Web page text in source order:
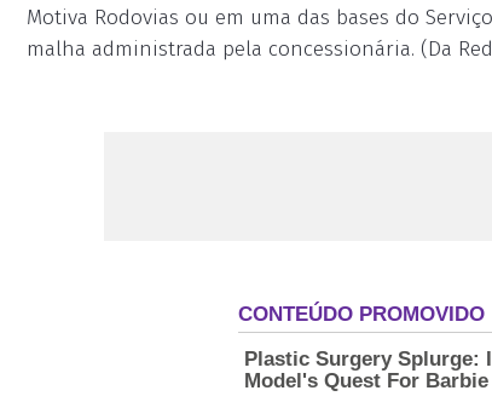
Motiva Rodovias ou em uma das bases do
malha administrada pela concessionária. (Da